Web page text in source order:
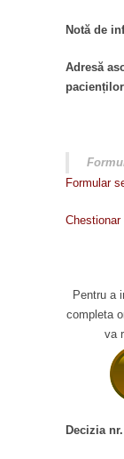
Notă de
Adresă
Formular
Pentru a
completa
va
Decizia